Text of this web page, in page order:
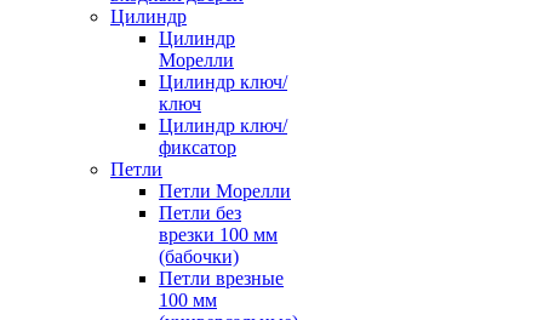
Цилиндр
Цилиндр
Морелли
Цилиндр ключ/
ключ
Цилиндр ключ/
фиксатор
Петли
Петли Морелли
Петли без
врезки 100 мм
(бабочки)
Петли врезные
100 мм